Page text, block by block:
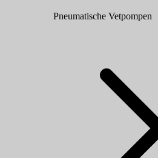
Pneumatische Vetpompen